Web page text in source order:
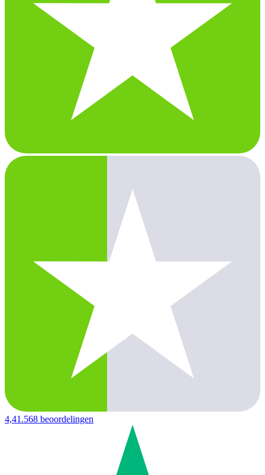
4,41.568 beoordelingen